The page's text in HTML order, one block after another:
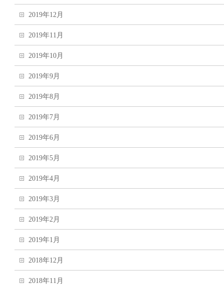
2019年12月
2019年11月
2019年10月
2019年9月
2019年8月
2019年7月
2019年6月
2019年5月
2019年4月
2019年3月
2019年2月
2019年1月
2018年12月
2018年11月